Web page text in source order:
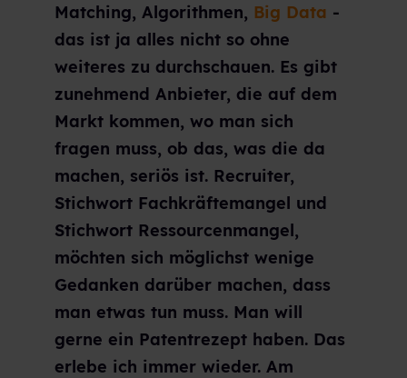
Matching, Algorithmen, Big Data -
das ist ja alles nicht so ohne
weiteres zu durchschauen. Es gibt
zunehmend Anbieter, die auf dem
Markt kommen, wo man sich
fragen muss, ob das, was die da
machen, seriös ist. Recruiter,
Stichwort Fachkräftemangel und
Stichwort Ressourcenmangel,
möchten sich möglichst wenige
Gedanken darüber machen, dass
man etwas tun muss. Man will
gerne ein Patentrezept haben. Das
erlebe ich immer wieder. Am